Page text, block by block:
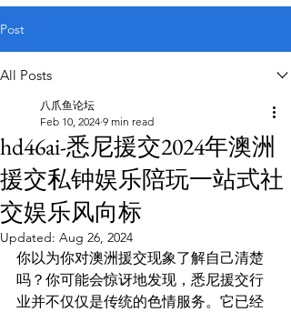
Post
All Posts
hd46ai-悉尼援交2024年澳洲
援交私钟娱乐陪玩一站式社
交娱乐风向标
八爪鱼论坛
Feb 10, 2024 9 min read
Updated: Aug 26, 2024
你以为你对澳洲援交现象了解自己清楚
吗？你可能会惊讶地发现，悉尼援交行
业并不仅仅是传统的色情服务。它已经